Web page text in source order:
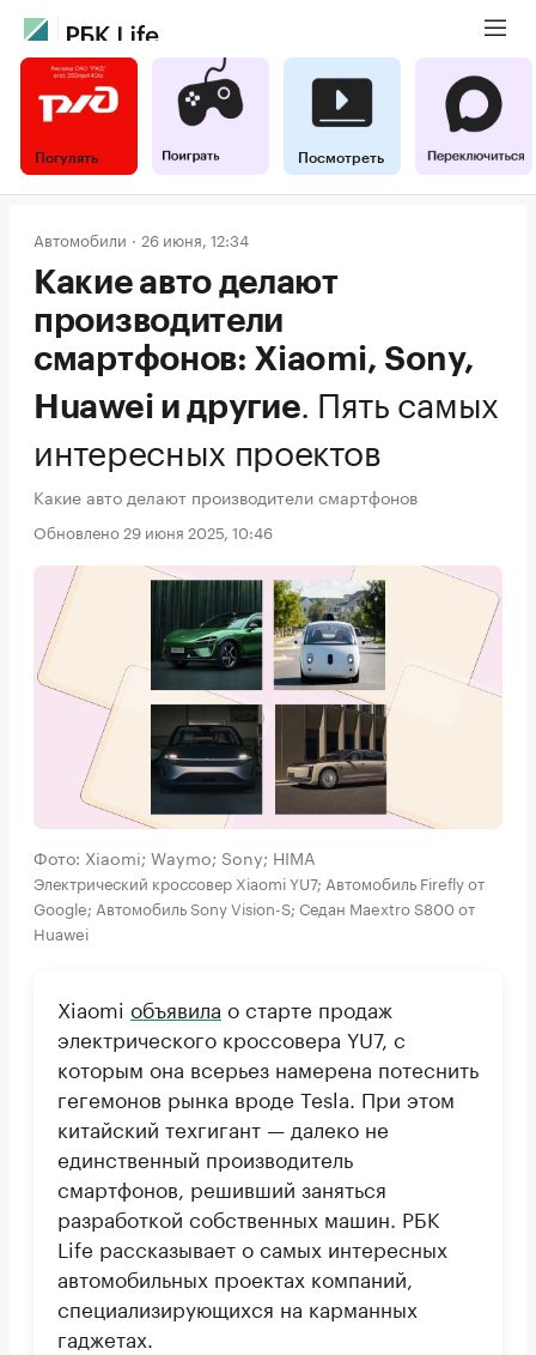
Погулять Посмотреть
Автомобили 26 июня, 12:34
Какие авто делают
производители
смартфонов: Xiaomi, Sony,
Huawei и другие. Пять самых
интересных проектов
Какие авто делают производители смартфонов
Обновлено 29 июня 2025, 10:46
Фото: Xiaomi; Waymo; Sony; HIMA
Электрический кроссовер Xiaomi YU7; Автомобиль Firefly от
Google; Автомобиль Sony Vision-S; Седан Maextro S800 от
Huawei
Xiaomi объявила о старте продаж
электрического кроссовера YU7, с
которым она всерьез намерена потеснить
гегемонов рынка вроде Tesla. При этом
китайский техгигант — далеко не
единственный производитель
смартфонов, решивший заняться
разработкой собственных машин. РБК
Life рассказывает о самых интересных
автомобильных проектах компаний,
специализирующихся на карманных
гаджетах.